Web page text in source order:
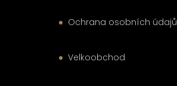
Ochrana osobních údajů
Velkoobchod